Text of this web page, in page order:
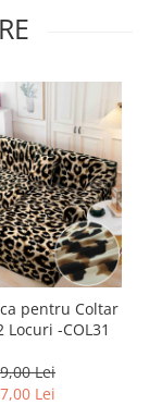
pentru Coltar
Locuri -COL31
Lei
Lei